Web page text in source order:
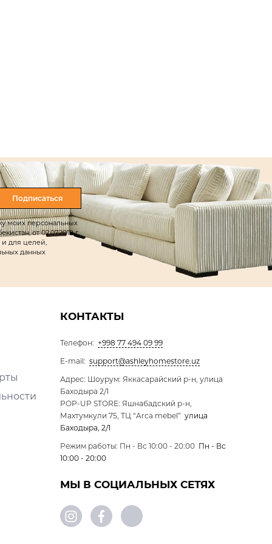
Подписаться
моих персональных
от 02.07.2019 г.
и для целей,
данных
КОНТАКТЫ
Телефон: +998 77 494 09 99
E-mail: support@ashleyhomestore.uz
Адрес: Шоурум: Яккасарайский р-н, улица
Баходыра 2/1
POP-UP STORE: Яшнабадский р-н,
Махтумкули 75, ТЦ “Arca mebel” улица
Баходыра, 2/1
Режим работы: Пн - Вс 10:00 - 20:00 Пн - Вс
10:00 - 20:00
МЫ В СОЦИАЛЬНЫХ СЕТЯХ